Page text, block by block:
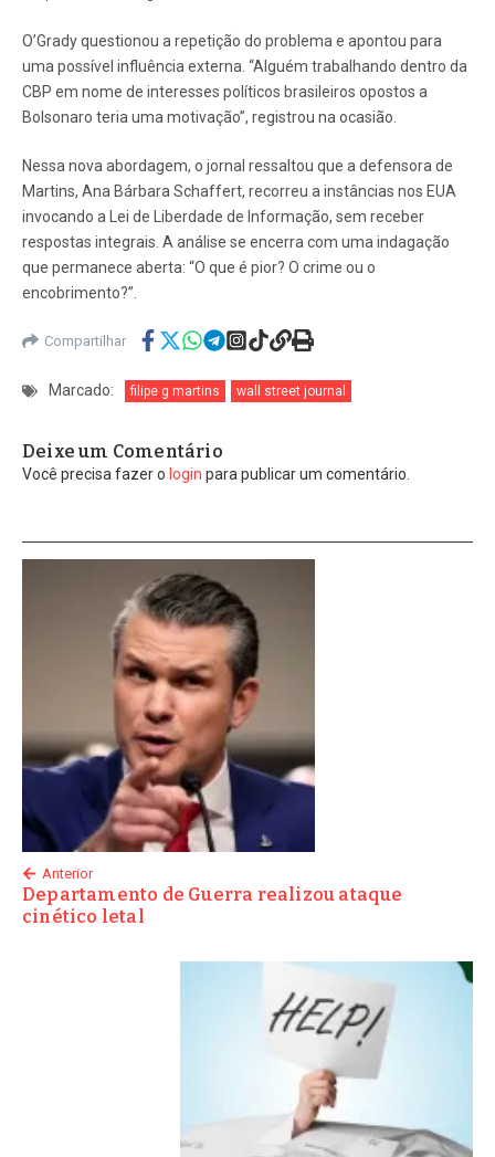
O’Grady questionou a repetição do problema e apontou para
uma possível influência externa. “Alguém trabalhando dentro da
CBP em nome de interesses políticos brasileiros opostos a
Bolsonaro teria uma motivação”, registrou na ocasião.
Nessa nova abordagem, o jornal ressaltou que a defensora de
Martins, Ana Bárbara Schaffert, recorreu a instâncias nos EUA
invocando a Lei de Liberdade de Informação, sem receber
respostas integrais. A análise se encerra com uma indagação
que permanece aberta: “O que é pior? O crime ou o
encobrimento?”.
Compartilhar
Marcado: filipe g martins wall street journal
Deixe um Comentário
Você precisa fazer o login para publicar um comentário.
Anterior
Departamento de Guerra realizou ataque
cinético letal